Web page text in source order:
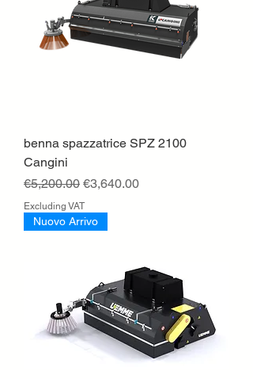
benna spazzatrice SPZ 2100
Cangini
Regular Price
€5,200.00 Sale Price
€3,640.00
Excluding VAT
Nuovo Arrivo